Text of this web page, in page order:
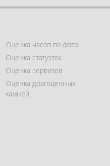
Оценка часов по фото
Оценка статуэток
Оценка сервизов
Оценка драгоценных
камней